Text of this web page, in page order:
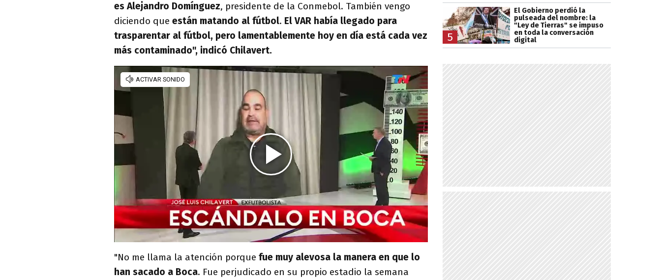
es Alejandro Domínguez, presidente de la Conmebol. También vengo
diciendo que están matando al fútbol. El VAR había llegado para
trasparentar al fútbol, pero lamentablemente hoy en día está cada vez
más contaminado", indicó Chilavert.
"No me llama la atención porque fue muy alevosa la manera en que lo
han sacado a Boca. Fue perjudicado en su propio estadio la semana
5
El Gobierno perdió la
pulseada del nombre: la
"Ley de Tierras" se impuso
en toda la conversación
digital